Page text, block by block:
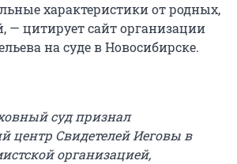
характеристики от родных,
— цитирует сайт организации
на суде в Новосибирске.
суд признал
центр Свидетелей Иеговы в
организацией,